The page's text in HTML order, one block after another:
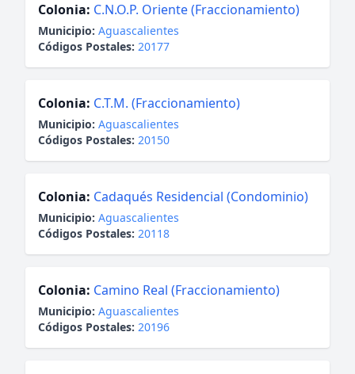
Colonia: C.N.O.P. Oriente (Fraccionamiento)
Municipio: Aguascalientes
Códigos Postales: 20177
Colonia: C.T.M. (Fraccionamiento)
Municipio: Aguascalientes
Códigos Postales: 20150
Colonia: Cadaqués Residencial (Condominio)
Municipio: Aguascalientes
Códigos Postales: 20118
Colonia: Camino Real (Fraccionamiento)
Municipio: Aguascalientes
Códigos Postales: 20196